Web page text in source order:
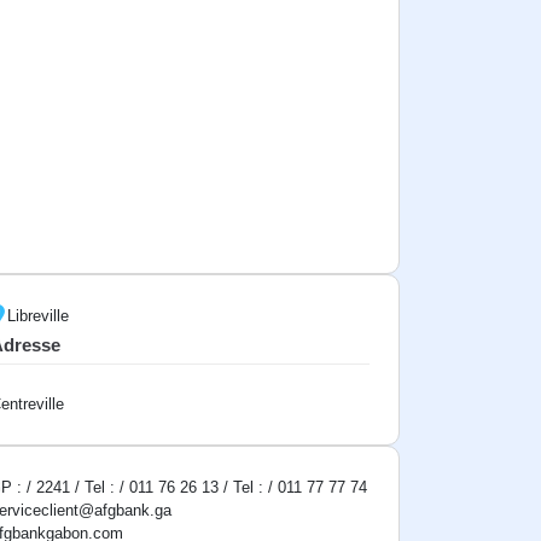
Libreville
: / 2241 / Tel : / 011 76 26 13 / Tel : / 011 77 77 74